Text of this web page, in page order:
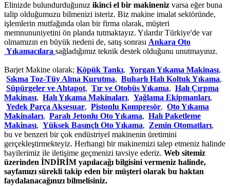
Elinizde bulundurduğunuz ikinci el bir makineniz varsa eğer buna
talip olduğumuzu bilmenizi isteriz. Biz makine imalat sektöründe,
işlemlerin mutfağında olan bir firma olarak, müşteri
memnununiyetini ön planda tutmaktayız. Yılardır Türkiye'de var
olmamızın en büyük nedeni de, satış sonrası Ankara Oto
Yıkamacılara sağladığımız teknik destek olduğunu unutmayınız.
Barjet Makine olarak; Köpük Tankı, Yorgan Yıkama Makinası,
Sıkma Toz-Tüy Alma Kurutma, Buharlı Halı Koltuk Yıkama,
Süpürgeler ve Ahtapot, Tır ve Otobüs Yıkama, Halı Çırpma
Makinası, Halı Yıkama Makinaları, Yağlama Ekipmanları,
Yedek Parça Aksesuar, Pistonlu Kompresör, Oto Yıkama
Makinaları, Paralı Jetonlu Oto Yıkama, Halı Paketleme
Makinası, Yüksek Basınçlı Oto Yıkama, Zemin Otomatları,
bu ve benzeri bir çok endüstriyel makinenin üretimini
gerçekleştirmekteyiz. Herhangi bir makinemizi talep etmeniz halinde
bayilerimiz ile iletişime geçmenizi tavsiye ederiz. Web sitemiz
üzerinden İNDİRİM yapılacağı bilgisini vermeniz halinde,
sayfamızı sürekli takip eden bir müşteri olarak bu haktan
faydalanacağınızı bilmelisiniz.